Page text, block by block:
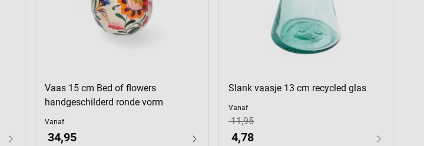
Vaas 15 cm Bed of flowers
handgeschilderd ronde vorm
Vanaf
34,95
Slank vaasje 13 cm recycled glas
Vanaf
4,78
11,95